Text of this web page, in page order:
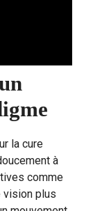
la cure
à
comme
vision plus